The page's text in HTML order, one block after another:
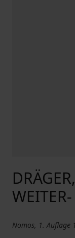
Nomos, 1. Auflage